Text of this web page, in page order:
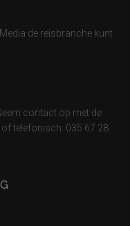
de reisbranche kunt
contact op met de
of telefonisch: 035 67 28